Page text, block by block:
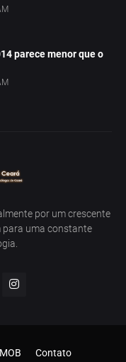
parece menor que o
por um crescente
para uma constante
Contato